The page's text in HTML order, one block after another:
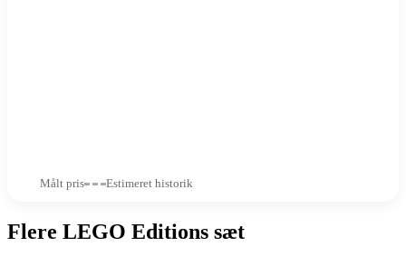
Målt pris Estimeret historik
Flere LEGO Editions sæt